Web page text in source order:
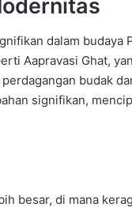
dalam budaya
Aapravasi Ghat,
budak
signifikan,
besar, di mana